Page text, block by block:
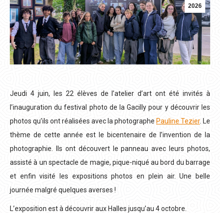
2026
Jeudi 4 juin, les 22 élèves de l’atelier d’art ont été invités à
l’inauguration du festival photo de la Gacilly pour y découvrir les
photos qu’ils ont réalisées avec la photographe Pauline Tezier. Le
thème de cette année est le bicentenaire de l’invention de la
photographie. Ils ont découvert le panneau avec leurs photos,
assisté à un spectacle de magie, pique-niqué au bord du barrage
et enfin visité les expositions photos en plein air. Une belle
journée malgré quelques averses !
L’exposition est à découvrir aux Halles jusqu’au 4 octobre.